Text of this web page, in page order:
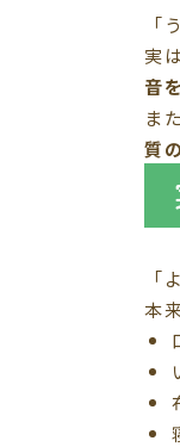
「
実
音
ま
質
「
本